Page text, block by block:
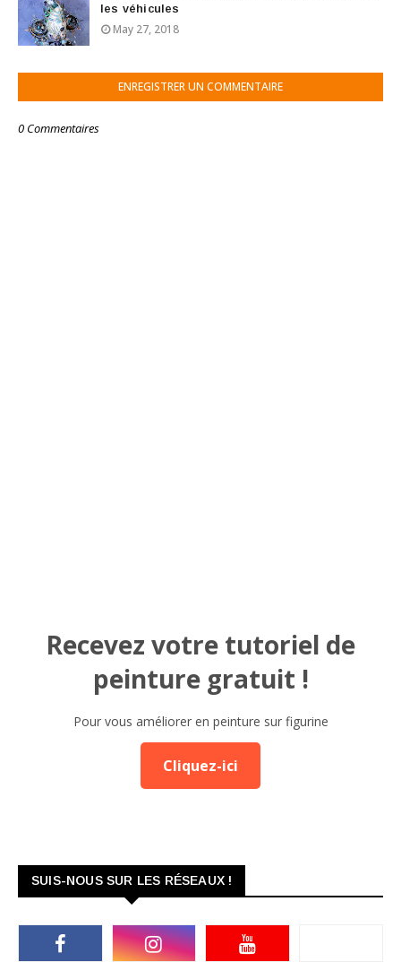
les véhicules
May 27, 2018
ENREGISTRER UN COMMENTAIRE
0 Commentaires
Recevez votre tutoriel de
peinture gratuit !
Pour vous améliorer en peinture sur figurine
Cliquez-ici
SUIS-NOUS SUR LES RÉSEAUX !